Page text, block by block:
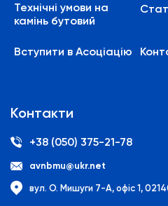
Технічні умови на
камінь бутовий
Вступити в Асоціацію
Контакти
+38 (050) 375-21-78
avnbmu@ukr.net
вул. О. Мишуги 7-А, офіс 1,